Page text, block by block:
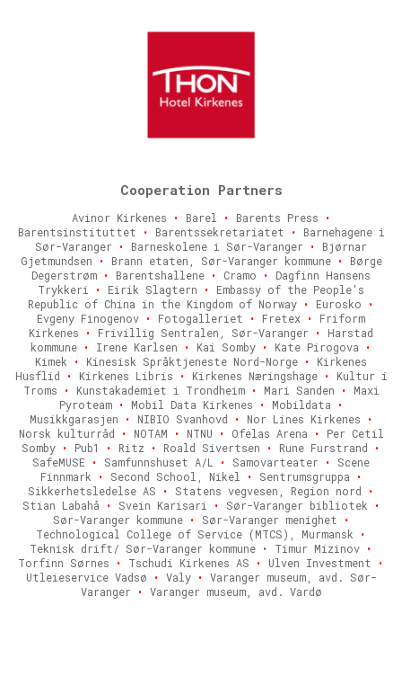
Cooperation Partners
Avinor Kirkenes • Barel • Barents Press
•
Barentsinstituttet
• Barentssekretariatet • Barnehagene i
Sør-Varanger
• Barneskolene i Sør-Varanger •
Bjørnar
Gjetmundsen
• Brann etaten, Sør-Varanger kommune • Børge
Degerstrøm • Barentshallene • Cramo •
Dagfinn Hansens
Trykkeri
• Eirik Slagtern •
Embassy of the People's
Republic of China in the Kingdom of Norway • Eurosko
•
Evgeny Finogenov • Fotogalleriet • Fretex •
Friform
Kirkenes
• Frivillig Sentralen, Sør-Varanger •
Harstad
kommune • Irene Karlsen • Kai Somby • Kate Pirogova
•
Kimek
• Kinesisk Språktjeneste Nord-Norge •
Kirkenes
Husflid
• Kirkenes Libris • Kirkenes Næringshage • Kultur i
Troms
• Kunstakademiet i Trondheim • Mari Sanden • Maxi
Pyroteam • Mobil Data Kirkenes • Mobildata
•
Musikkgarasjen
• NIBIO Svanhovd • Nor Lines Kirkenes
•
Norsk kulturråd
• NOTAM • NTNU • Ofelas Arena • Per Cetil
Somby • Pub1 • Ritz • Roald Sivertsen • Rune Furstrand
•
SafeMUSE
• Samfunnshuset A/L • Samovarteater • Scene
Finnmark
• Second School, Nikel • Sentrumsgruppa
•
Sikkerhetsledelse AS
• Statens vegvesen, Region nord
•
Stian Labahå
• Svein Karisari • Sør-Varanger bibliotek
•
Sør-Varanger kommune • Sør-Varanger menighet
•
Technological College of Service (MTCS), Murmansk
•
Teknisk drift/ Sør-Varanger kommune • Timur Mizinov •
Torfinn Sørnes
• Tschudi Kirkenes AS • Ulven Investment
•
Utleieservice Vadsø
• Valy • Varanger museum, avd. Sør-
Varanger
• Varanger museum, avd. Vardø